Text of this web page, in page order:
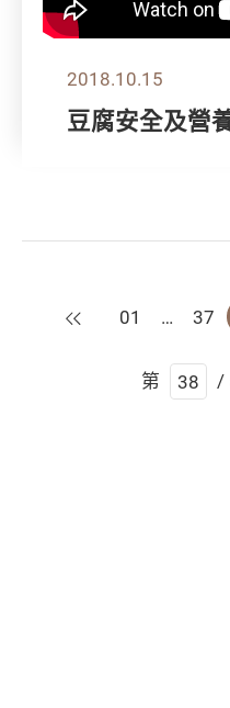
2018.10.15
豆腐安全及營
上一頁
01 … 37
第 /